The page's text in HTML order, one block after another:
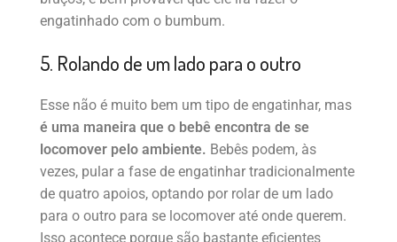
engatinhado com o bumbum.
5. Rolando de um lado para o outro
Esse não é muito bem um tipo de engatinhar, mas
é uma maneira que o bebê encontra de se
locomover pelo ambiente. Bebês podem, às
vezes, pular a fase de engatinhar tradicionalmente
de quatro apoios, optando por rolar de um lado
para o outro para se locomover até onde querem.
Isso acontece porque são bastante eficientes